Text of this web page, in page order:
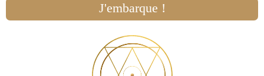
J'embarque !